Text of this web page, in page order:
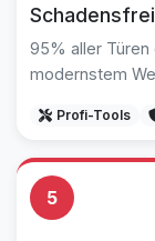
95% aller Türen
modernstem
Profi-Tools
5